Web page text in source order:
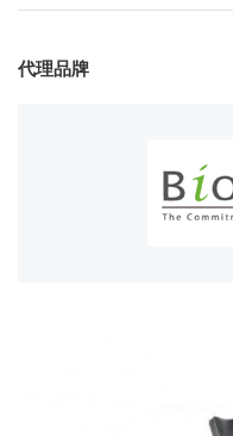
代理品牌